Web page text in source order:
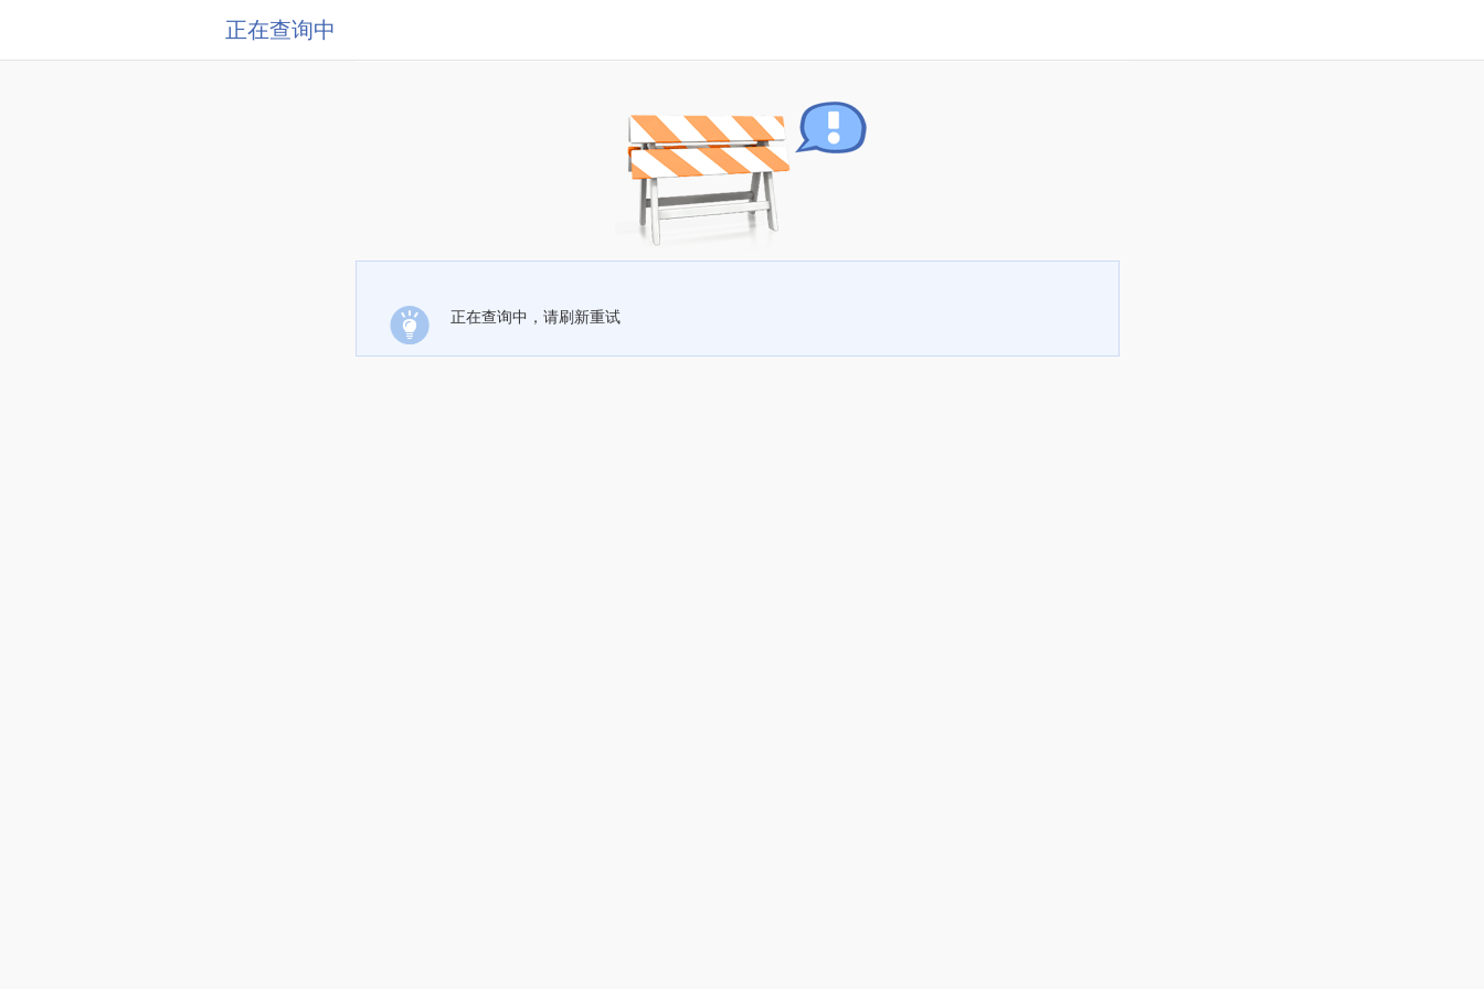
正在查询中
正在查询中，请刷新重试